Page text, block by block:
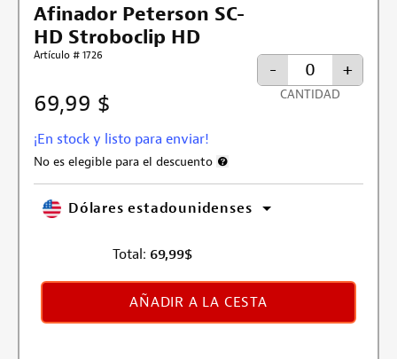
Afinador Peterson SC-
HD Stroboclip HD
Artículo # 1726
69,99 $
¡En stock y listo para enviar!
No es elegible para el descuento
- +
CANTIDAD
Dólares estadounidenses
Total: 69,99$
AÑADIR A LA CESTA